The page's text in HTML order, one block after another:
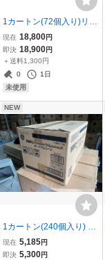
1カートン(72個入り)リー
メント『歴史ロマン譚
ハイカラ乙女の日常』★
新品未開封★
現在 18,800円
即決 18,900円
＋送料1,300円
0
1日
未使用
NEW
1カートン(240個入り) バ
ンダイ『機動戦士Gunda
m GQuuuuuuX カードウ
現在 5,185円
即決 5,300円